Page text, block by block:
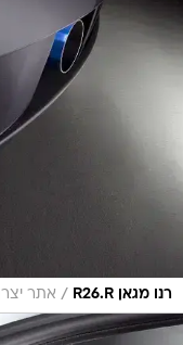
רנו מגאן R26.R / אתר יצרן